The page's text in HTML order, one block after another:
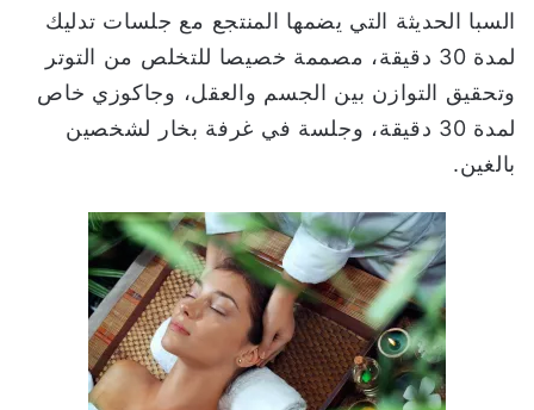
السبا الحديثة التي يضمها المنتجع مع جلسات تدليك
لمدة 30 دقيقة، مصممة خصيصا للتخلص من التوتر
وتحقيق التوازن بين الجسم والعقل، وجاكوزي خاص
لمدة 30 دقيقة، وجلسة في غرفة بخار لشخصين
بالغين.